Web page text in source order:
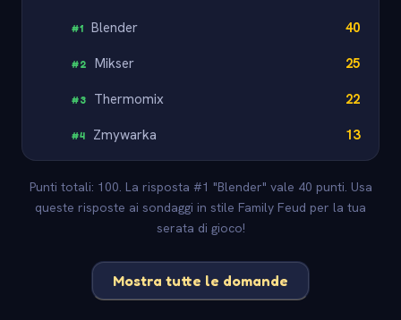
#1 Blender 40
#2 Mikser 25
#3 Thermomix 22
#4 Zmywarka 13
Punti totali: 100. La risposta #1 "Blender" vale 40 punti. Usa
queste risposte ai sondaggi in stile Family Feud per la tua
serata di gioco!
Mostra tutte le domande